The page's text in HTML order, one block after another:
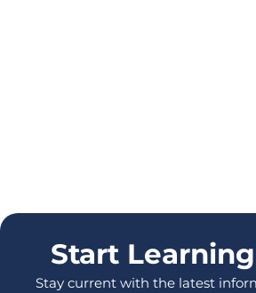
Start
Stay current with the latest